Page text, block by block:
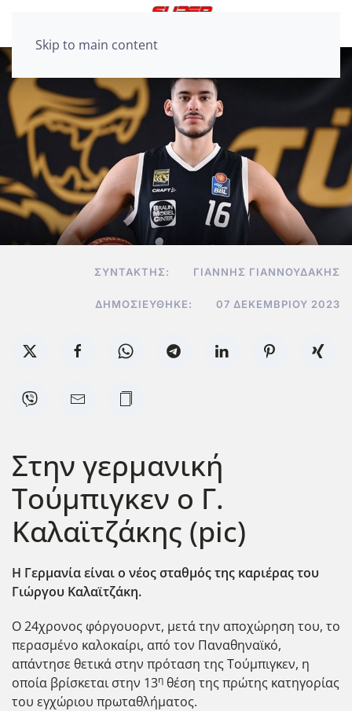
Skip to main content
ΣΥΝΤΆΚΤΗΣ: ΓΙΆΝΝΗΣ ΓΙΑΝΝΟΥΔΆΚΗΣ
ΔΗΜΟΣΙΕΎΘΗΚΕ: 07 ΔΕΚΕΜΒΡΊΟΥ 2023
Στην γερμανική
Τούμπιγκεν ο Γ.
Καλαϊτζάκης (pic)
Η Γερμανία είναι ο νέος σταθμός της καριέρας του
Γιώργου Καλαϊτζάκη.
Ο 24χρονος φόργουορντ, μετά την αποχώρηση του, το
περασμένο καλοκαίρι, από τον Παναθηναϊκό,
απάντησε θετικά στην πρόταση της Τούμπιγκεν, η
οποία βρίσκεται στην 13η θέση της πρώτης κατηγορίας
του εγχώριου πρωταθλήματος.